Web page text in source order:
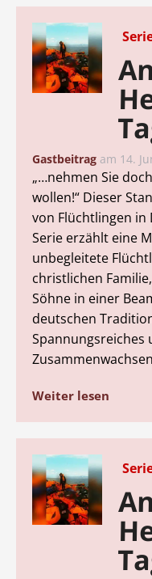
Gastbeitrag am 14.
„…nehmen Sie
wollen!“ Dieser
von Flüchtlingen
Serie erzählt eine
unbegleitete
christlichen
Söhne in einer
deutschen
Spannungsreiches
Weiter lesen